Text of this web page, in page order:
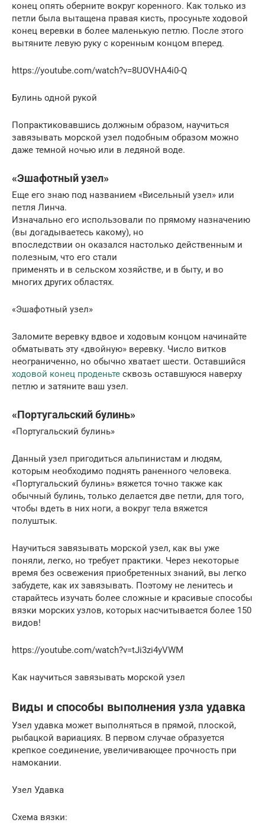
конец опять оберните вокруг коренного. Как только из
петли была вытащена правая кисть, просуньте ходовой
конец веревки в более маленькую петлю. После этого
вытяните левую руку с коренным концом вперед.
https://youtube.com/watch?v=8UOVHA4i0-Q
Булинь одной рукой
Попрактиковавшись должным образом, научиться
завязывать морской узел подобным образом можно
даже темной ночью или в ледяной воде.
«Эшафотный узел»
Еще его знаю под названием «Висельный узел» или
петля Линча.
Изначально его использовали по прямому назначению
(вы догадываетесь какому), но
впоследствии он оказался настолько действенным и
полезным, что его стали
применять и в сельском хозяйстве, и в быту, и во
многих других областях.
«Эшафотный узел»
Заломите веревку вдвое и ходовым концом начинайте
обматывать эту «двойную» веревку. Число витков
неограниченно, но обычно хватает шести. Оставшийся
ходовой конец проденьте сквозь оставшуюся наверху
петлю и затяните ваш узел.
«Португальский булинь»
«Португальский булинь»
Данный узел пригодиться альпинистам и людям,
которым необходимо поднять раненного человека.
«Португальский булинь» вяжется точно также как
обычный булинь, только делается две петли, для того,
чтобы вдеть в них ноги, а вокруг тела вяжется
полуштык.
Научиться завязывать морской узел, как вы уже
поняли, легко, но требует практики. Через некоторые
время без освежения приобретенных знаний, вы легко
забудете, как их завязывать. Поэтому не ленитесь и
старайтесь изучать более сложные и красивые способы
вязки морских узлов, которых насчитывается более 150
видов!
https://youtube.com/watch?v=tJi3zi4yVWM
Как научиться завязывать морской узел
Виды и способы выполнения узла удавка
Узел удавка может выполняться в прямой, плоской,
рыбацкой вариациях. В первом случае образуется
крепкое соединение, увеличивающее прочность при
намокании.
Узел Удавка
Схема вязки: